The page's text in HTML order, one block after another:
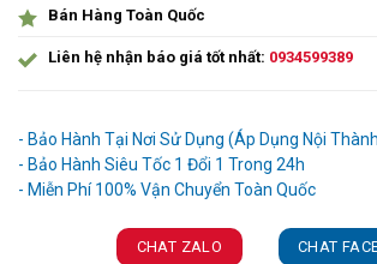
Bán Hàng Toàn Quốc
Liên hệ nhận báo giá tốt nhất: 0934599389
- Bảo Hành Tại Nơi Sử Dụng (Áp Dụng Nội
- Bảo Hành Siêu Tốc 1 Đổi 1 Trong 24h
CHAT ZALO CHAT